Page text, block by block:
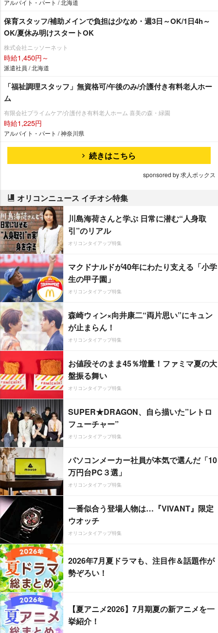
アルバイト・パート / 北海道
保育スタッフ/補助メインで負担は少なめ・週3日～OK/1日4h～
OK/夏休み明けスタートOK
株式会社ニッソーネット
時給1,450円～
派遣社員 / 北海道
「福祉調理スタッフ」無資格可/午後のみ/介護付き有料老人ホー
ム
有限会社プライムケア/介護付き有料老人ホーム 喜美の森・緑園
時給1,225円
アルバイト・パート / 神奈川県
続きはこちら
sponsored by 求人ボックス
オリコンニュース イチオシ特集
川島海荷さんと学ぶ 日常に潜む“人身取
引”のリアル
オリコンタイアップ特集
マクドナルドが40年にわたり支える「小学
生の甲子園」
オリコンタイアップ特集
森崎ウィン×向井康二“両片思い”にキュン
が止まらん！
オリコンタイアップ特集
お値段そのまま45％増量！ファミマ夏の大
盤振る舞い
オリコンタイアップ特集
SUPER★DRAGON、自ら描いた”レトロ
フューチャー”
オリコンタイアップ特集
パソコンメーカー社員が本気で選んだ「10
万円台PC３選」
オリコンタイアップ特集
一番似合う登場人物は…『VIVANT』限定
ウオッチ
オリコンタイアップ特集
2026年7月夏ドラマも、注目作＆話題作が
勢ぞろい！
【夏アニメ2026】7月期夏の新アニメを一
挙紹介！